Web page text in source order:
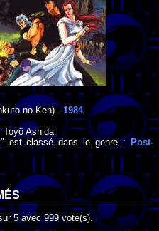
no Ken) -1984
Toyô Ashida.
est classé dans le genre : Post-
5avec999vote(s).